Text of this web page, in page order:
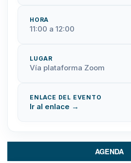
HORA
11:00 a 12:00
LUGAR
Vía plataforma Zoom
ENLACE DEL EVENTO
Ir al enlace →
AGENDA